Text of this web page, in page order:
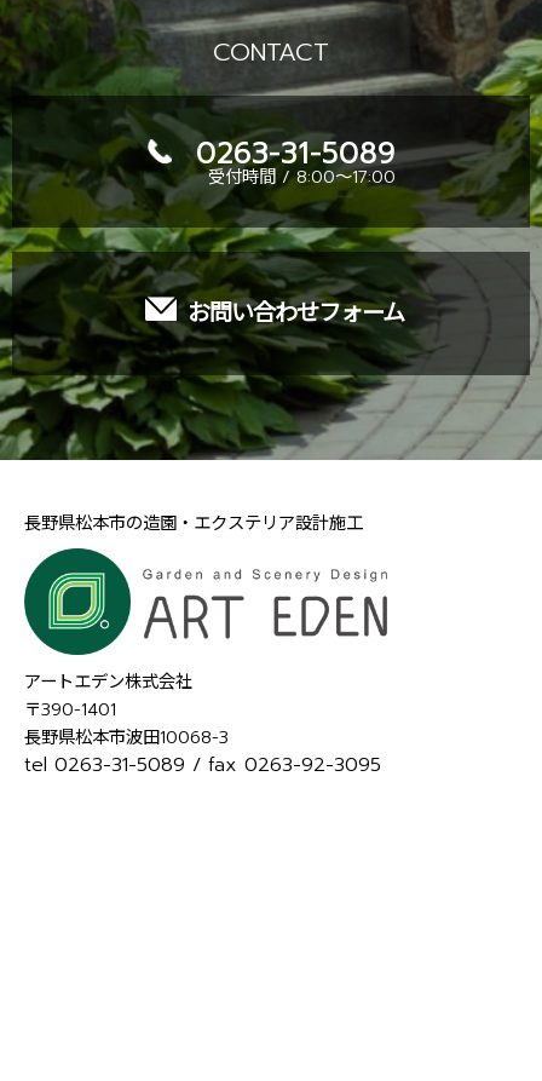
CONTACT
0263-31-5089
受付時間 / 8:00～17:00
お問い合わせフォーム
長野県松本市の造園・エクステリア設計施工
アートエデン株式会社
〒390-1401
長野県松本市波田10068-3
tel 0263-31-5089 / fax 0263-92-3095